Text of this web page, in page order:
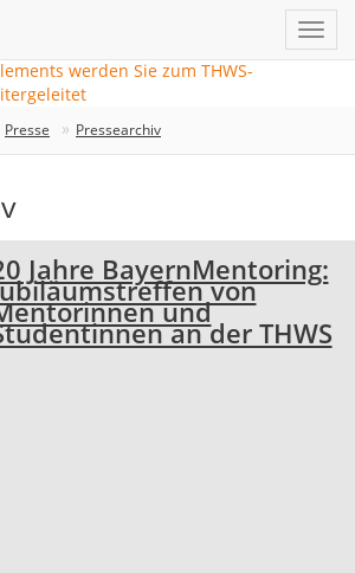
Presse Pressearchiv
Jahre BayernMentoring:
von
und
an der THWS